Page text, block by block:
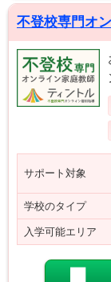
不登校専門オ
サポート対象
学校のタイプ
入学可能エリア